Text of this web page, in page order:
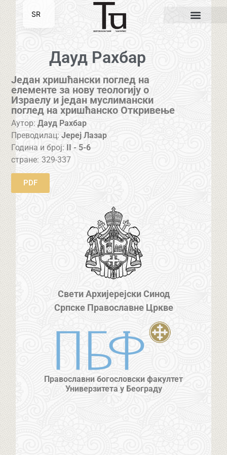
Дауд Рахбар
Један хришћански поглед на
елементе за нову теологију о
Израелу и један муслимански
поглед на хришћанско Откривење
Аутор: Дауд Рахбар
Преводилац: Јереј Лазар
Година и број: II - 5-6
стране: 329-337
PDF
Свети Архијерејски Синод
Српске Православне Цркве
Православни богословски факултет
Универзитета у Београду
SR
EN